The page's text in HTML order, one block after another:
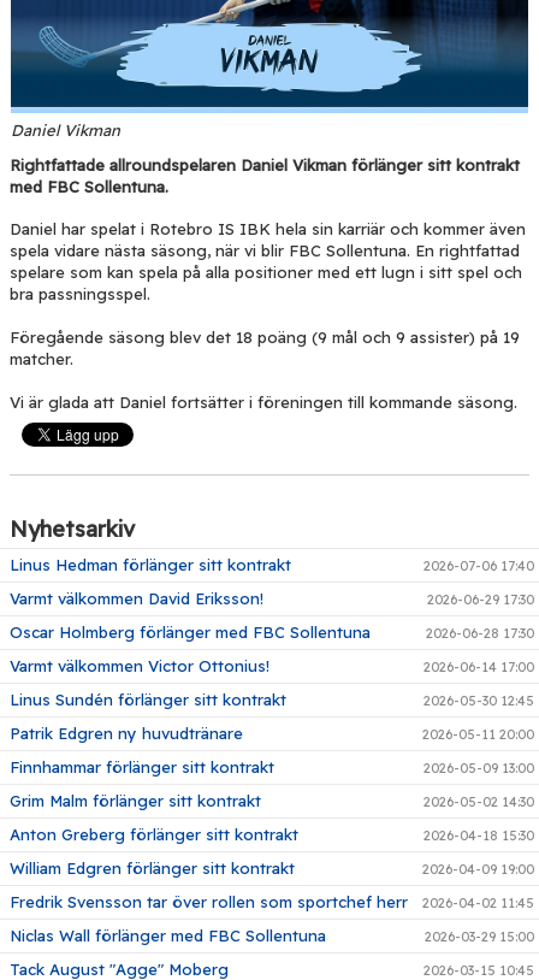
Daniel Vikman
Rightfattade allroundspelaren Daniel Vikman förlänger sitt kontrakt
med FBC Sollentuna.
Daniel har spelat i Rotebro IS IBK hela sin karriär och kommer även
spela vidare nästa säsong, när vi blir FBC Sollentuna. En rightfattad
spelare som kan spela på alla positioner med ett lugn i sitt spel och
bra passningsspel.
Föregående säsong blev det 18 poäng (9 mål och 9 assister) på 19
matcher.
Vi är glada att Daniel fortsätter i föreningen till kommande säsong.
Nyhetsarkiv
Linus Hedman förlänger sitt kontrakt 2026-07-06 17:40
Varmt välkommen David Eriksson! 2026-06-29 17:30
Oscar Holmberg förlänger med FBC Sollentuna 2026-06-28 17:30
Varmt välkommen Victor Ottonius! 2026-06-14 17:00
Linus Sundén förlänger sitt kontrakt 2026-05-30 12:45
Patrik Edgren ny huvudtränare 2026-05-11 20:00
Finnhammar förlänger sitt kontrakt 2026-05-09 13:00
Grim Malm förlänger sitt kontrakt 2026-05-02 14:30
Anton Greberg förlänger sitt kontrakt 2026-04-18 15:30
William Edgren förlänger sitt kontrakt 2026-04-09 19:00
Fredrik Svensson tar över rollen som sportchef herr 2026-04-02 11:45
Niclas Wall förlänger med FBC Sollentuna 2026-03-29 15:00
Tack August "Agge" Moberg 2026-03-15 10:45